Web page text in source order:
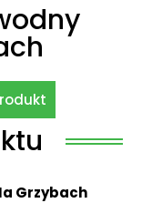
Grzybach